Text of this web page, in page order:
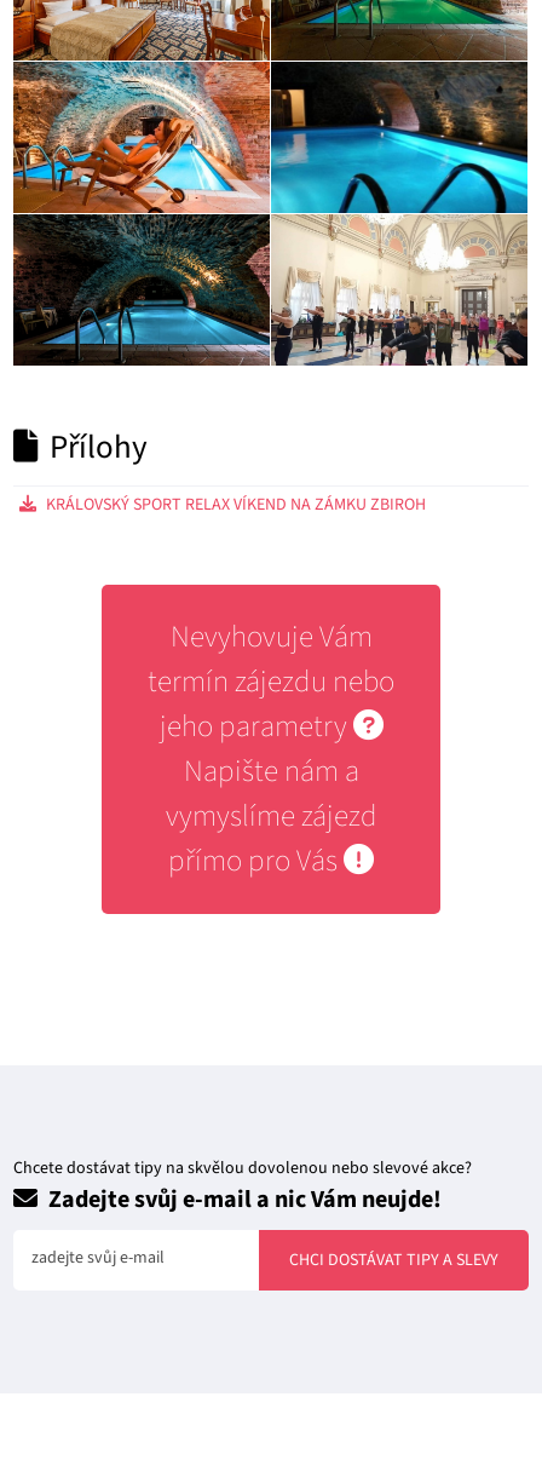
Přílohy
KRÁLOVSKÝ SPORT RELAX VÍKEND NA ZÁMKU ZBIROH
Nevyhovuje Vám
termín zájezdu nebo
jeho parametry
Napište nám a
vymyslíme zájezd
přímo pro Vás
Chcete dostávat tipy na skvělou dovolenou nebo slevové akce?
Zadejte svůj e-mail a nic Vám neujde!
zadejte svůj e-mail CHCI DOSTÁVAT TIPY A SLEVY